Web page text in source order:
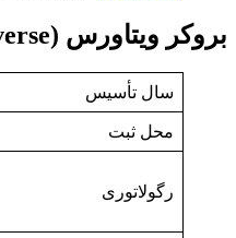
بروکر ویتاورس (Vittaverse)
سال تأسیس
محل ثبت
رگولاتوری